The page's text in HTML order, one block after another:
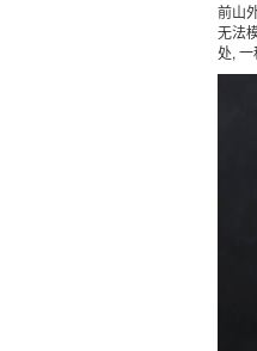
前山
无法
处, 一